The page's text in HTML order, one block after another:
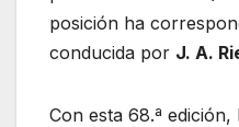
posición ha
conducida por J. A.
Con esta 68.ª